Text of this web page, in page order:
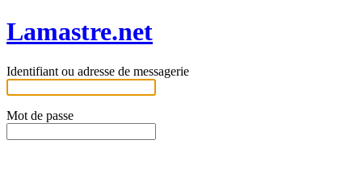
Lamastre.net
Identifiant ou adresse de messagerie
Mot de passe